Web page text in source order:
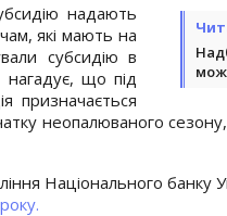
надають
які мають на
субсидію в
що під
призначається
неопалюваного
Національного банку